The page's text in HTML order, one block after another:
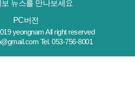
뉴스를 만나보세요
PC버전
yeongnam All right reserved
Tel. 053-756-8001